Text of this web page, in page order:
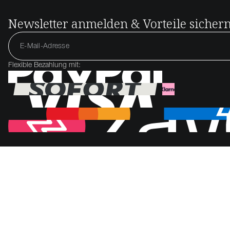
Newsletter anmelden & Vorteile
Flexible Bezahlung mit: